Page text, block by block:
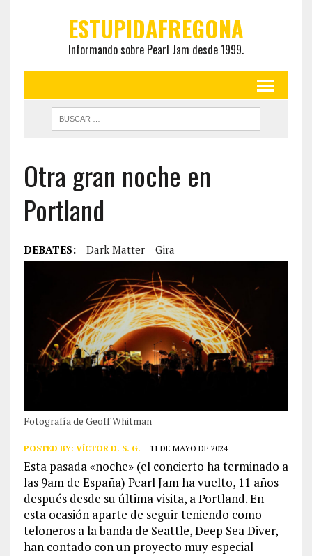
ESTUPIDAFREGONA
Informando sobre Pearl Jam desde 1999.
Otra gran noche en
Portland
DEBATES: Dark Matter Gira
Fotografía de Geoff Whitman
POSTED BY: VÍCTOR D. S. G. 11 DE MAYO DE 2024
Esta pasada «noche» (el concierto ha terminado a
las 9am de España) Pearl Jam ha vuelto, 11 años
después desde su última visita, a Portland. En
esta ocasión aparte de seguir teniendo como
teloneros a la banda de Seattle, Deep Sea Diver,
han contado con un proyecto muy especial